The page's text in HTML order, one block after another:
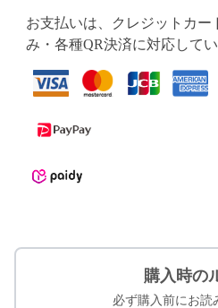
お支払いは、クレジットカー
み・各種QR決済に対応してい
購入時の
必ず購入前にお読